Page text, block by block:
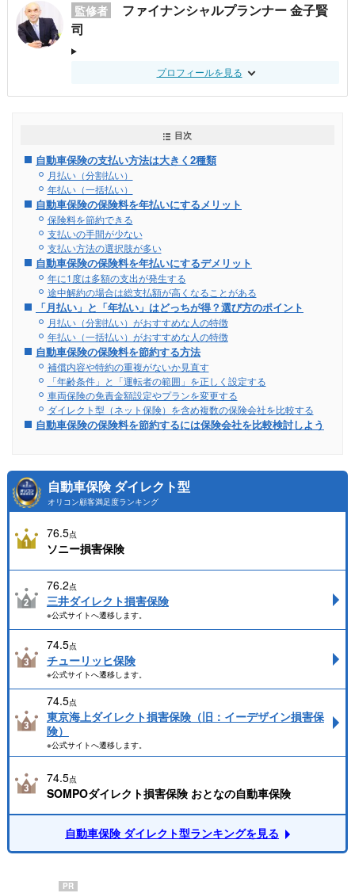
監修者
ファイナンシャルプランナー 金子賢
司
プロフィールを見る
目次
自動車保険の支払い方法は大きく2種類
月払い（分割払い）
年払い（一括払い）
自動車保険の保険料を年払いにするメリット
保険料を節約できる
支払いの手間が少ない
支払い方法の選択肢が多い
自動車保険の保険料を年払いにするデメリット
年に1度は多額の支出が発生する
途中解約の場合は総支払額が高くなることがある
「月払い」と「年払い」はどっちが得？選び方のポイント
月払い（分割払い）がおすすめな人の特徴
年払い（一括払い）がおすすめな人の特徴
自動車保険の保険料を節約する方法
補償内容や特約の重複がないか見直す
「年齢条件」と「運転者の範囲」を正しく設定する
車両保険の免責金額設定やプランを変更する
ダイレクト型（ネット保険）を含め複数の保険会社を比較する
自動車保険の保険料を節約するには保険会社を比較検討しよう
自動車保険 ダイレクト型
オリコン顧客満足度ランキング
76.5点
ソニー損害保険
76.2点
三井ダイレクト損害保険
※公式サイトへ遷移します。
74.5点
チューリッヒ保険
※公式サイトへ遷移します。
74.5点
東京海上ダイレクト損害保険（旧：イーデザイン損害保
険）
※公式サイトへ遷移します。
74.5点
SOMPOダイレクト損害保険 おとなの自動車保険
自動車保険 ダイレクト型ランキングを見る
PR